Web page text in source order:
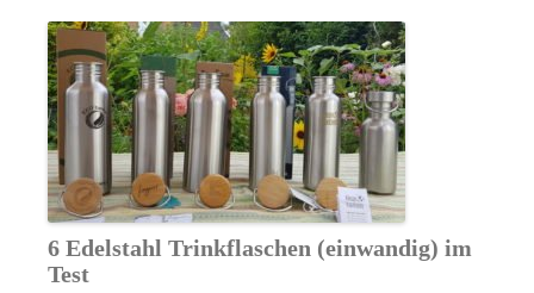
6 Edelstahl Trinkflaschen (einwandig) im
Test